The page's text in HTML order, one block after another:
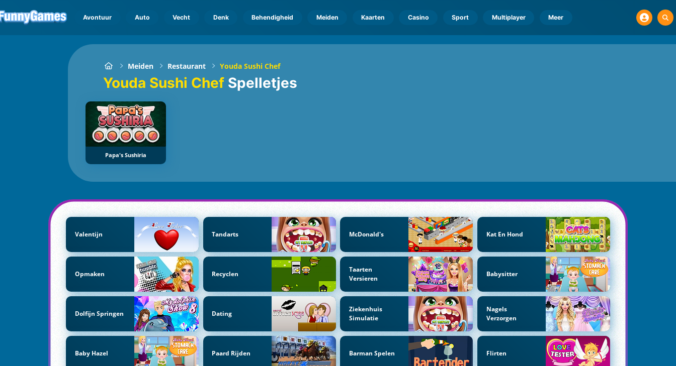
Avontuur Auto Vecht Denk Behendigheid Meiden Kaarten Casino Sport Multiplayer Meer
Meiden Restaurant Youda Sushi Chef
Youda Sushi Chef Spelletjes
Papa's Sushiria
Valentijn Tandarts McDonald's Kat En Hond
Opmaken Recyclen
Taarten
Versieren
Babysitter
Dolfijn Springen Dating
Ziekenhuis
Simulatie
Nagels
Verzorgen
Baby Hazel Paard Rijden Barman Spelen Flirten